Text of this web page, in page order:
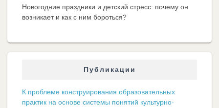
Новогодние праздники и детский стресс: почему он
возникает и как с ним бороться?
Публикации
К проблеме конструирования образовательных
практик на основе системы понятий культурно-